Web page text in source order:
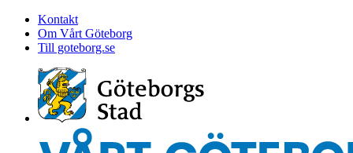
Kontakt
Om Vårt Göteborg
Till goteborg.se